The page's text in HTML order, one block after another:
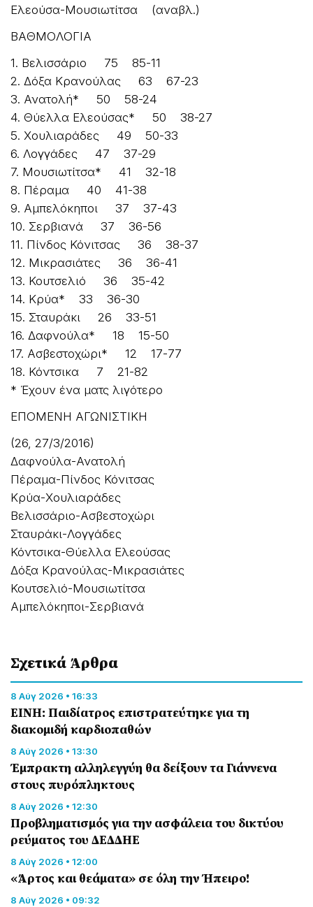
Ελεούσα-Μουσιωτίτσα (αναβλ.)
ΒΑΘΜΟΛΟΓΙΑ
1. Βελισσάριο 75 85-11
2. Δόξα Κρανούλας 63 67-23
3. Ανατολή* 50 58-24
4. Θύελλα Ελεούσας* 50 38-27
5. Χουλιαράδες 49 50-33
6. Λογγάδες 47 37-29
7. Μουσιωτίτσα* 41 32-18
8. Πέραμα 40 41-38
9. Αμπελόκηποι 37 37-43
10. Σερβιανά 37 36-56
11. Πίνδος Κόνιτσας 36 38-37
12. Μικρασιάτες 36 36-41
13. Κουτσελιό 36 35-42
14. Κρύα* 33 36-30
15. Σταυράκι 26 33-51
16. Δαφνούλα* 18 15-50
17. Ασβεστοχώρι* 12 17-77
18. Κόντσικα 7 21-82
* Έχουν ένα ματς λιγότερο
ΕΠΟΜΕΝΗ ΑΓΩΝΙΣΤΙΚΗ
(26, 27/3/2016)
Δαφνούλα-Ανατολή
Πέραμα-Πίνδος Κόνιτσας
Κρύα-Χουλιαράδες
Βελισσάριο-Ασβεστοχώρι
Σταυράκι-Λογγάδες
Κόντσικα-Θύελλα Ελεούσας
Δόξα Κρανούλας-Μικρασιάτες
Κουτσελιό-Μουσιωτίτσα
Αμπελόκηποι-Σερβιανά
Σχετικά Άρθρα
8 Αύγ 2026 • 16:33
ΕΙΝΗ: Παιδίατρος επιστρατεύτηκε για τη
διακομιδή καρδιοπαθών
8 Αύγ 2026 • 13:30
Έμπρακτη αλληλεγγύη θα δείξουν τα Γιάννενα
στους πυρόπληκτους
8 Αύγ 2026 • 12:30
Προβληματισμός για την ασφάλεια του δικτύου
ρεύματος του ΔΕΔΔΗΕ
8 Αύγ 2026 • 12:00
«Άρτος και θεάματα» σε όλη την Ήπειρο!
8 Αύγ 2026 • 09:32